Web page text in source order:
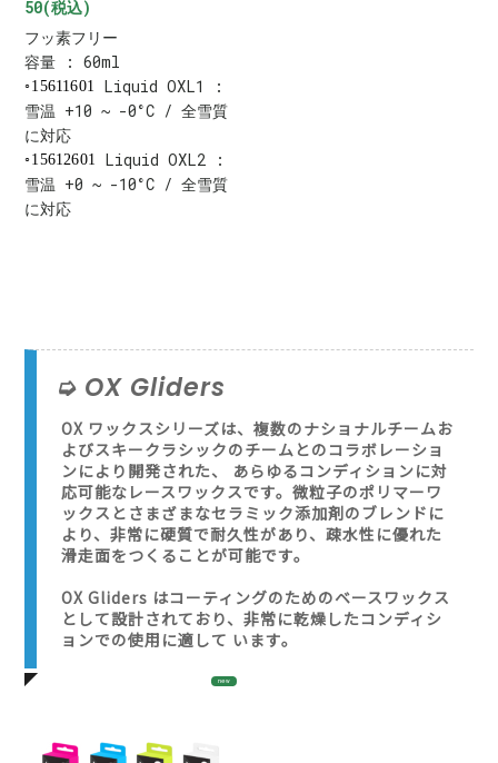
50(税込)
フッ素フリー
容量 : 60ml
15611601
Liquid OXL1 :
雪温 +10 ~ -0°C / 全雪質
に対応
15612601
Liquid OXL2 :
雪温 +0 ~ -10°C / 全雪質
に対応
OX Gliders
OX ワックスシリーズは、複数のナショナルチームお
よびスキークラシックのチームとのコラボレーショ
ンにより開発された、 あらゆるコンディションに対
応可能なレースワックスです。微粒子のポリマーワ
ックスとさまざまなセラミック添加剤のブレンドに
より、非常に硬質で耐久性があり、疎水性に優れた
滑走面をつくることが可能です。
OX Gliders はコーティングのためのベースワックス
として設計されており、非常に乾燥したコンディシ
ョンでの使用に適して います。
new